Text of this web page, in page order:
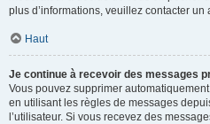
plus d’informations, veuillez contacter un
Haut
Je continue à recevoir des messages
Vous pouvez supprimer
en utilisant les règles de messages
l’utilisateur. Si vous recevez des